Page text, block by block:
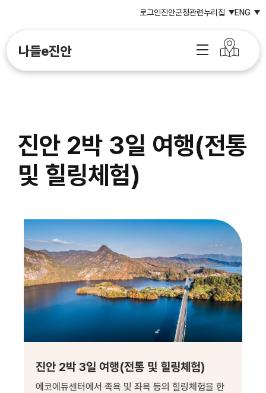
로그인진안군청관련누리집 ENG
나들e진안
진안 2박 3일 여행(전통
및 힐링체험)
진안 2박 3일 여행(전통 및 힐링체험)
에코에듀센터에서 족욕 및 좌욕 등의 힐링체험을 한